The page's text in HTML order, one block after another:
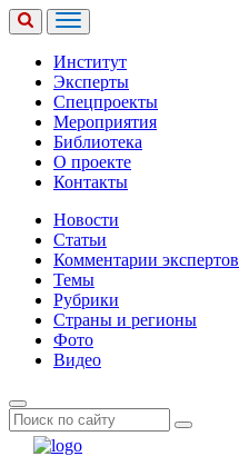
Институт
Эксперты
Спецпроекты
Мероприятия
Библиотека
О проекте
Контакты
Новости
Статьи
Комментарии экспертов
Темы
Рубрики
Страны и регионы
Фото
Видео